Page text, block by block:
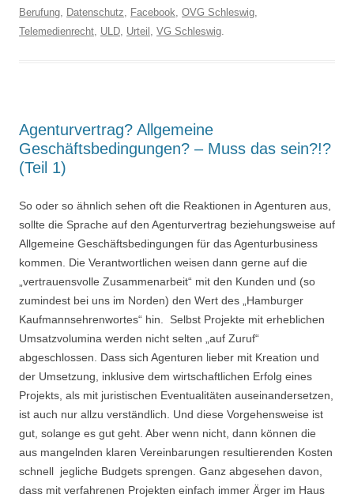
Berufung, Datenschutz, Facebook, OVG Schleswig,
Telemedienrecht, ULD, Urteil , VG Schleswig.
Agenturvertrag? Allgemeine
Geschäftsbedingungen? – Muss das sein?!?
(Teil 1)
So oder so ähnlich sehen oft die Reaktionen in Agenturen aus,
sollte die Sprache auf den Agenturvertrag beziehungsweise auf
Allgemeine Geschäftsbedingungen für das Agenturbusiness
kommen. Die Verantwortlichen weisen dann gerne auf die
„vertrauensvolle Zusammenarbeit“ mit den Kunden und (so
zumindest bei uns im Norden) den Wert des „Hamburger
Kaufmannsehrenwortes“ hin. Selbst Projekte mit erheblichen
Umsatzvolumina werden nicht selten „auf Zuruf“
abgeschlossen. Dass sich Agenturen lieber mit Kreation und
der Umsetzung, inklusive dem wirtschaftlichen Erfolg eines
Projekts, als mit juristischen Eventualitäten auseinandersetzen,
ist auch nur allzu verständlich. Und diese Vorgehensweise ist
gut, solange es gut geht. Aber wenn nicht, dann können die
aus mangelnden klaren Vereinbarungen resultierenden Kosten
schnell jegliche Budgets sprengen. Ganz abgesehen davon,
dass mit verfahrenen Projekten einfach immer Ärger im Haus